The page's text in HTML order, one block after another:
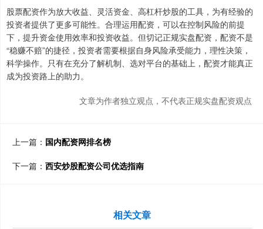
股票配资作为放大收益、灵活资金、高杠杆炒股的工具，为有经验的
投资者提供了更多可能性。合理运用配资，可以在控制风险的前提
下，提升资金使用效率和投资收益。但切记正规实盘配资，配资不是
“稳赚不赔”的捷径，投资者需要根据自身风险承受能力，理性决策，
科学操作。只有在充分了解机制、选对平台的基础上，配资才能真正
成为投资路上的助力。
文章为作者独立观点，不代表正规实盘配资观点
上一篇： 国内配资网排名榜
下一篇： 西安炒股配资公司优选指南
相关文章